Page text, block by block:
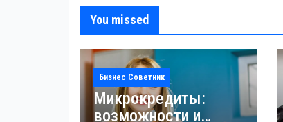
You missed
Бизнес Советник
Микрокредиты:
возможности и